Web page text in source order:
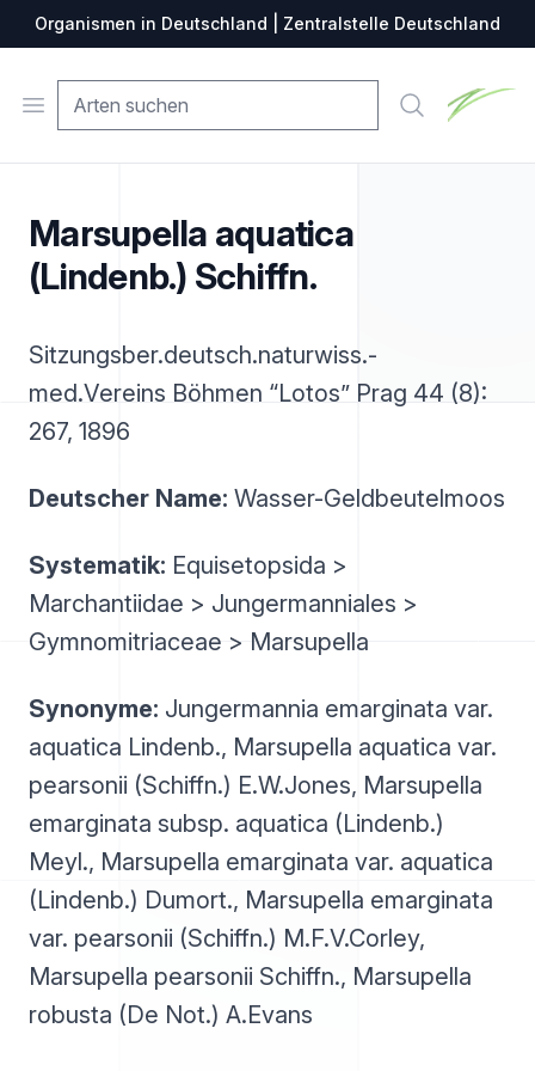
Organismen in Deutschland | Zentralstelle Deutschland
Open menu Suche
Marsupella aquatica
(Lindenb.) Schiffn.
Sitzungsber.deutsch.naturwiss.-
med.Vereins Böhmen “Lotos” Prag 44 (8):
267, 1896
Deutscher Name: Wasser-Geldbeutelmoos
Systematik: Equisetopsida >
Marchantiidae > Jungermanniales >
Gymnomitriaceae > Marsupella
Synonyme: Jungermannia emarginata var.
aquatica Lindenb., Marsupella aquatica var.
pearsonii (Schiffn.) E.W.Jones, Marsupella
emarginata subsp. aquatica (Lindenb.)
Meyl., Marsupella emarginata var. aquatica
(Lindenb.) Dumort., Marsupella emarginata
var. pearsonii (Schiffn.) M.F.V.Corley,
Marsupella pearsonii Schiffn., Marsupella
robusta (De Not.) A.Evans